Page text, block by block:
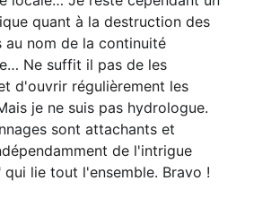
quant à la destruction des
au nom de la continuité
Ne suffit il pas de les
d'ouvrir régulièrement les
je ne suis pas hydrologue.
sont attachants et
de l'intrigue
qui lie tout l'ensemble. Bravo !